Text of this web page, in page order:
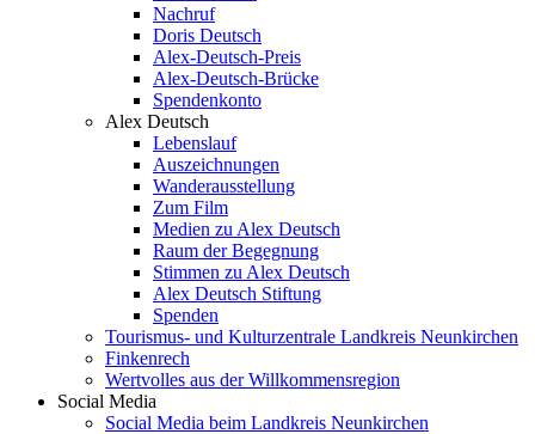
Nachruf
Doris Deutsch
Alex-Deutsch-Preis
Alex-Deutsch-Brücke
Spendenkonto
Alex Deutsch
Lebenslauf
Auszeichnungen
Wanderausstellung
Zum Film
Medien zu Alex Deutsch
Raum der Begegnung
Stimmen zu Alex Deutsch
Alex Deutsch Stiftung
Spenden
Tourismus- und Kulturzentrale Landkreis Neunkirchen
Finkenrech
Wertvolles aus der Willkommensregion
Social Media
Social Media beim Landkreis Neunkirchen